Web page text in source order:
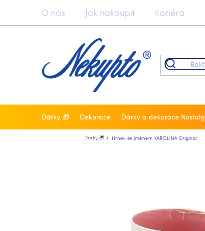
obsah
O nás Jak nakoupit Kariéra
Dárky 🎁 Dekorace Dárky a dekorace
Dárky 🎁 Hrnek se jménem KAROLÍNA Original